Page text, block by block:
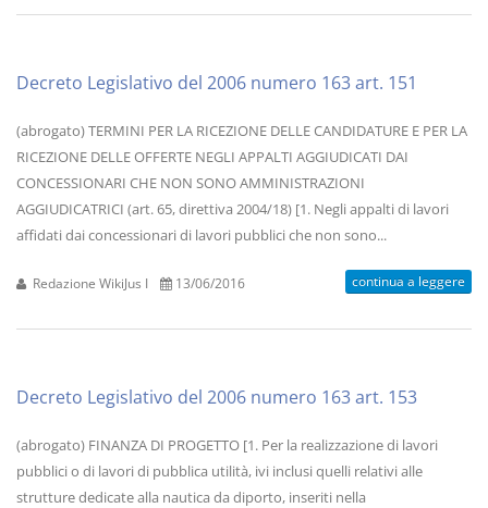
Decreto Legislativo del 2006 numero 163 art. 151
(abrogato) TERMINI PER LA RICEZIONE DELLE CANDIDATURE E PER LA
RICEZIONE DELLE OFFERTE NEGLI APPALTI AGGIUDICATI DAI
CONCESSIONARI CHE NON SONO AMMINISTRAZIONI
AGGIUDICATRICI (art. 65, direttiva 2004/18) [1. Negli appalti di lavori
affidati dai concessionari di lavori pubblici che non sono...
Redazione WikiJus I 13/06/2016 continua a leggere
Decreto Legislativo del 2006 numero 163 art. 153
(abrogato) FINANZA DI PROGETTO [1. Per la realizzazione di lavori
pubblici o di lavori di pubblica utilità, ivi inclusi quelli relativi alle
strutture dedicate alla nautica da diporto, inseriti nella